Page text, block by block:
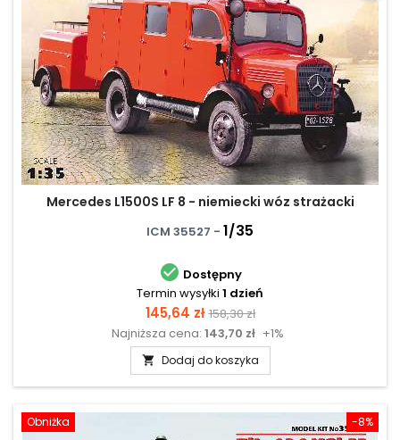
Mercedes L1500S LF 8 - niemiecki wóz strażacki
ICM 35527 - 1/35
 Dostępny
Termin wysyłki 1 dzień
Cena
145,64 zł Cena
podstawowa
158,30 zł
Najniższa cena: 143,70 zł +1%
 Dodaj do koszyka
-8%
Obniżka